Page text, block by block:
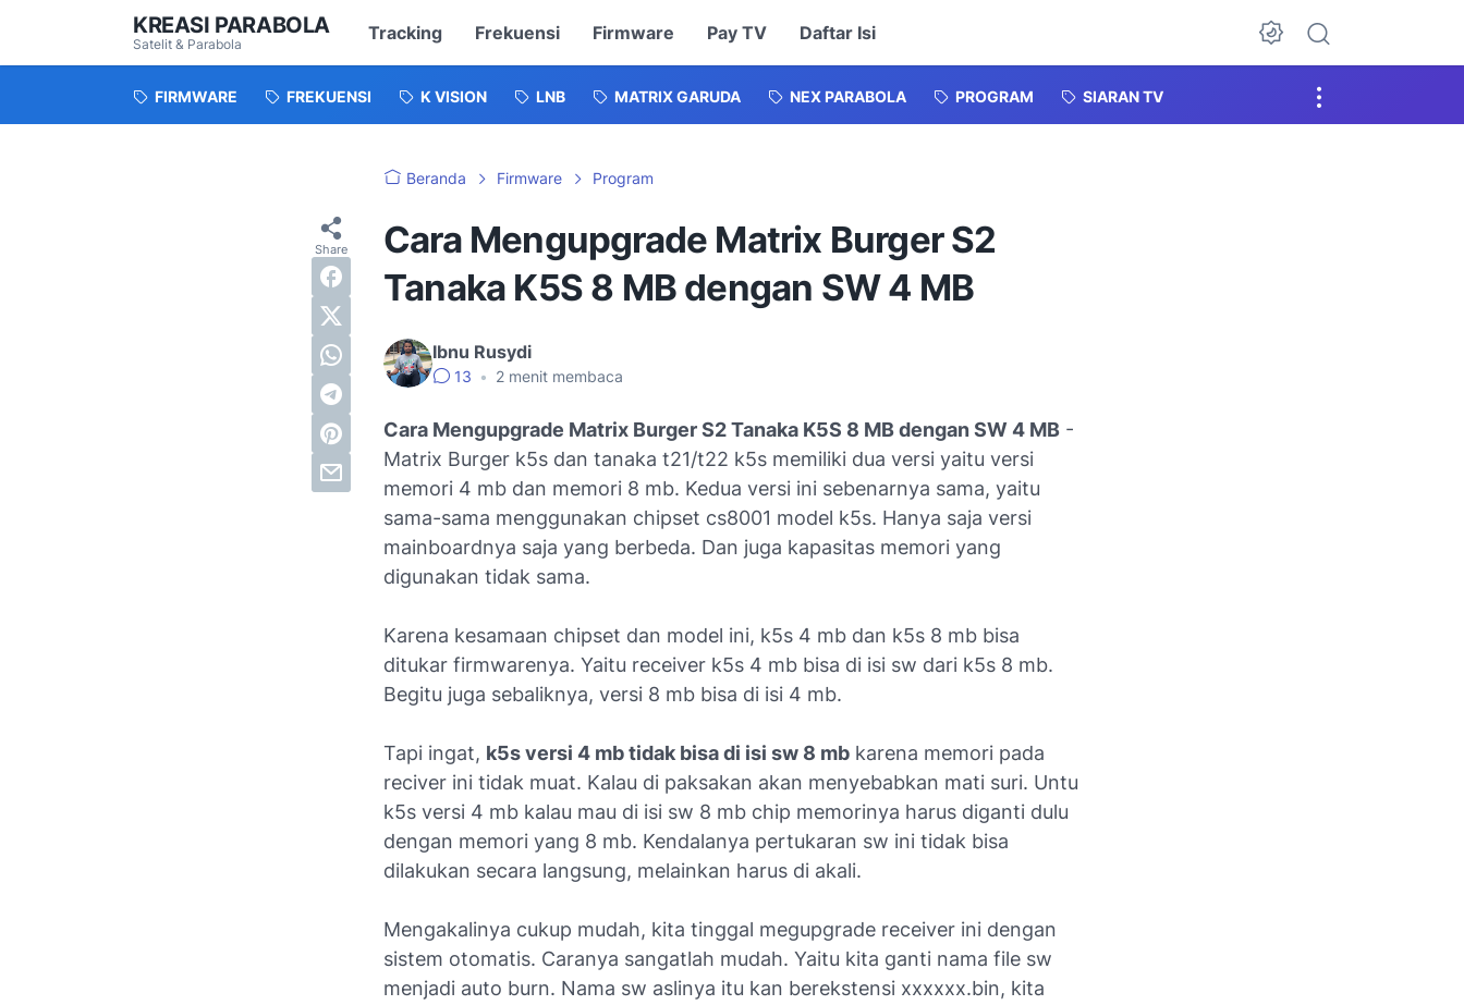
KREASI PARABOLA
Satelit & Parabola
Tracking Frekuensi Firmware Pay TV Daftar Isi
Dark Mode
FIRMWARE FREKUENSI K VISION LNB MATRIX GARUDA NEX PARABOLA PROGRAM SIARAN TV
Beranda Firmware Program
Cara Mengupgrade Matrix Burger S2
Tanaka K5S 8 MB dengan SW 4 MB
Ibnu Rusydi
13 • 2 menit membaca
Cara Mengupgrade Matrix Burger S2 Tanaka K5S 8 MB dengan SW 4 MB -
Matrix Burger k5s dan tanaka t21/t22 k5s memiliki dua versi yaitu versi
memori 4 mb dan memori 8 mb. Kedua versi ini sebenarnya sama, yaitu
sama-sama menggunakan chipset cs8001 model k5s. Hanya saja versi
mainboardnya saja yang berbeda. Dan juga kapasitas memori yang
digunakan tidak sama.
Karena kesamaan chipset dan model ini, k5s 4 mb dan k5s 8 mb bisa
ditukar firmwarenya. Yaitu receiver k5s 4 mb bisa di isi sw dari k5s 8 mb.
Begitu juga sebaliknya, versi 8 mb bisa di isi 4 mb.
Tapi ingat, k5s versi 4 mb tidak bisa di isi sw 8 mb karena memori pada
reciver ini tidak muat. Kalau di paksakan akan menyebabkan mati suri. Untu
k5s versi 4 mb kalau mau di isi sw 8 mb chip memorinya harus diganti dulu
dengan memori yang 8 mb. Kendalanya pertukaran sw ini tidak bisa
dilakukan secara langsung, melainkan harus di akali.
Mengakalinya cukup mudah, kita tinggal megupgrade receiver ini dengan
sistem otomatis. Caranya sangatlah mudah. Yaitu kita ganti nama file sw
menjadi auto burn. Nama sw aslinya itu kan berekstensi xxxxxx.bin, kita